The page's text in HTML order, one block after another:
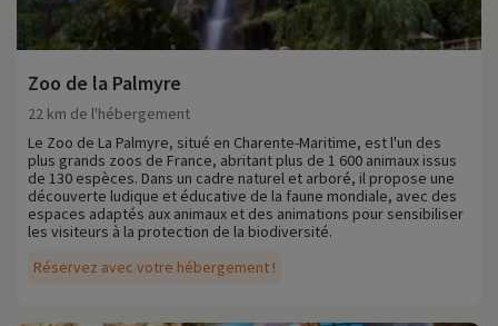
Zoo de la Palmyre
Réservez avec votre hébergement !
22 km de l'hébergement
Le Zoo de La Palmyre, situé en Charente-Maritime, est l'un des
plus grands zoos de France, abritant plus de 1 600 animaux issus
de 130 espèces. Dans un cadre naturel et arboré, il propose une
découverte ludique et éducative de la faune mondiale, avec des
espaces adaptés aux animaux et des animations pour sensibiliser
les visiteurs à la protection de la biodiversité.